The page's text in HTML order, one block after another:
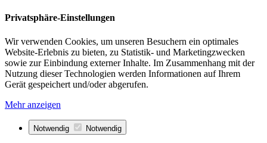
Privatsphäre-Einstellungen
Wir verwenden Cookies, um unseren Besuchern ein optimales
Website-Erlebnis zu bieten, zu Statistik- und Marketingzwecken
sowie zur Einbindung externer Inhalte. Im Zusammenhang mit der
Nutzung dieser Technologien werden Informationen auf Ihrem
Gerät gespeichert und/oder abgerufen.
Mehr anzeigen
Notwendig Notwendig